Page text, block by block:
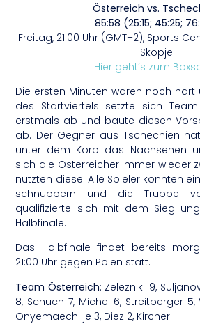
Österreich vs.
85:58 (25:15; 45:25;
Freitag, 21.00 Uhr (GMT+2), Sports
Skopje
Hier geht’s zum
Die ersten Minuten waren noch
des Startviertels setzte sich
erstmals ab und baute diesen
ab. Der Gegner aus Tschechien
unter dem Korb das Nachsehen
sich die Österreicher immer wieder
nutzten diese. Alle Spieler konnten
schnuppern und die Truppe
qualifizierte sich mit dem Sieg
Halbfinale.
Das Halbfinale findet bereits
21:00 Uhr gegen Polen statt.
Team Österreich: Zeleznik 19,
8, Schuch 7, Michel 6, Streitberger
Onyemaechi je 3, Diez 2, Kircher